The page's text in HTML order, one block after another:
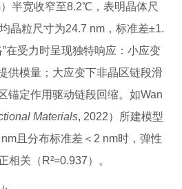
半宽收窄至8.2℃，表明晶体尺
晶粒尺寸为24.7 nm，标准差±1.
在受力时呈现独特响应：小应变
供模量；大应变下非晶区链段滑
锚定作用驱动链段回缩。如Wan
Materials, 2022）所建模型
且分布标准差＜2 nm时，弹性
相关（R²=0.937）。